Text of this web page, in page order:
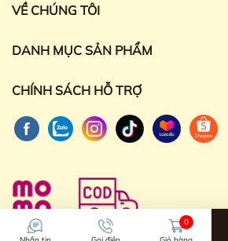
VỀ CHÚNG TÔI
DANH MỤC SẢN PHẨM
CHÍNH SÁCH HỖ TRỢ
0